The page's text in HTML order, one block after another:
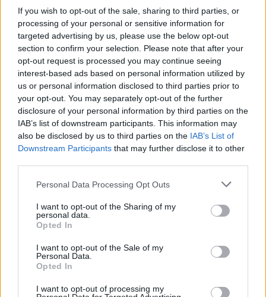
If you wish to opt-out of the sale, sharing to third parties, or
processing of your personal or sensitive information for
targeted advertising by us, please use the below opt-out
section to confirm your selection. Please note that after your
opt-out request is processed you may continue seeing
interest-based ads based on personal information utilized by
us or personal information disclosed to third parties prior to
your opt-out. You may separately opt-out of the further
disclosure of your personal information by third parties on the
IAB’s list of downstream participants. This information may
also be disclosed by us to third parties on the IAB’s List of
Downstream Participants that may further disclose it to other
Personal Data Processing Opt Outs
I want to opt-out of the Sharing of my
personal data.
Opted In
I want to opt-out of the Sale of my
Personal Data.
Opted In
I want to opt-out of processing my
Στρατηγική επένδυση του EFA GROUP στη Fractal
για την ανάπτυξη προηγμένων αμυντικών
07/08/2026 - 16:11 ΕΠΙΧΕΙΡΗΣΕΙΣ
1,1534 δολάρια